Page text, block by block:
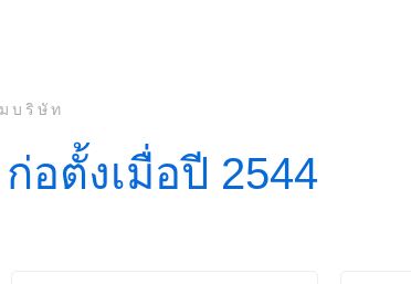
บริษัท
ก่อตั้งเมื่อปี 2544